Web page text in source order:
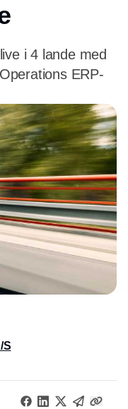
i 4 lande med
ERP-
S